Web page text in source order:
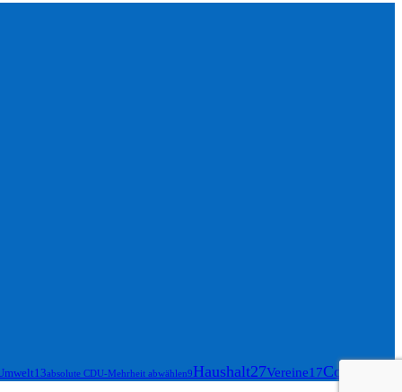
13absolute CDU-Mehrheit abwählen9Haushalt27Vereine17Corona